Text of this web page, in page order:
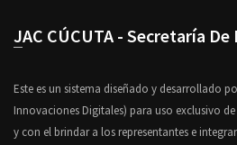
JAC CÚCUTA - Secretaría
Este es un sistema diseñado y desarrollado
Innovaciones Digitales) para uso exclusivo
y con el brindar a los representantes e